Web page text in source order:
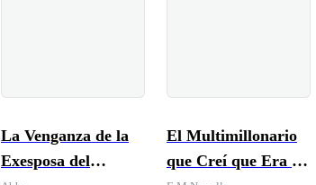
La Venganza de la
Exesposa del
El Multimillonario
que Creí que Era un